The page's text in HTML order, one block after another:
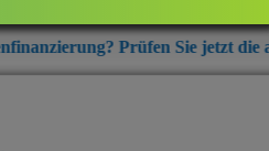
Sie jetzt die aktuellen